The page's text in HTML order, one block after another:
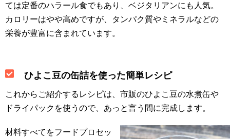
ては定番のハラール食でもあり、ベジタリアンにも人気。
カロリーはやや高めですが、タンパク質やミネラルなどの
栄養が豊富に含まれています。
ひよこ豆の缶詰を使った簡単レシピ
これからご紹介するレシピは、市販のひよこ豆の水煮缶や
ドライパックを使うので、あっと言う間に完成します。
材料すべてをフードプロセッ